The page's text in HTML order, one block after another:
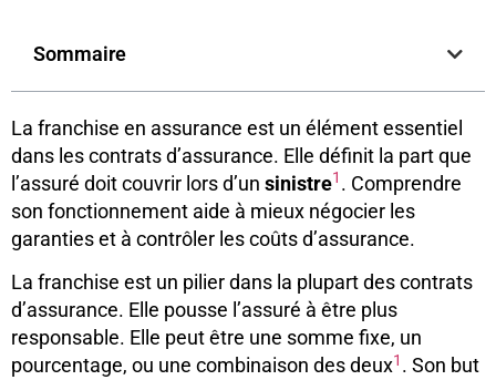
Sommaire
La franchise en assurance est un élément essentiel
dans les contrats d’assurance. Elle définit la part que
l’assuré doit couvrir lors d’un sinistre1 . Comprendre
son fonctionnement aide à mieux négocier les
garanties et à contrôler les coûts d’assurance.
La franchise est un pilier dans la plupart des contrats
d’assurance. Elle pousse l’assuré à être plus
responsable. Elle peut être une somme fixe, un
pourcentage, ou une combinaison des deux1 . Son but